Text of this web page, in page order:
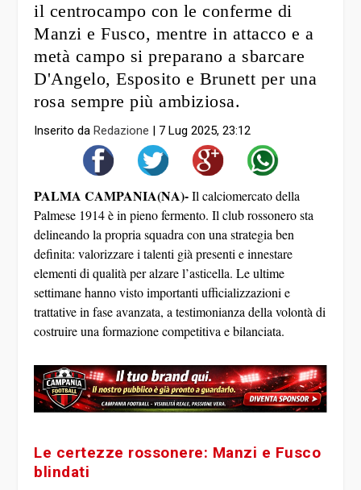
il centrocampo con le conferme di
Manzi e Fusco, mentre in attacco e a
metà campo si preparano a sbarcare
D'Angelo, Esposito e Brunett per una
rosa sempre più ambiziosa.
Inserito da Redazione 7 Lug 2025, 23:12
PALMA CAMPANIA(NA)-Il calciomercato della
Palmese 1914 è in pieno fermento. Il club rossonero sta
delineando la propria squadra con una strategia ben
definita: valorizzare i talenti già presenti e innestare
elementi di qualità per alzare l’asticella. Le ultime
settimane hanno visto importanti ufficializzazioni e
trattative in fase avanzata, a testimonianza della volontà di
costruire una formazione competitiva e bilanciata.
Le certezze rossonere: Manzi e Fusco
blindati